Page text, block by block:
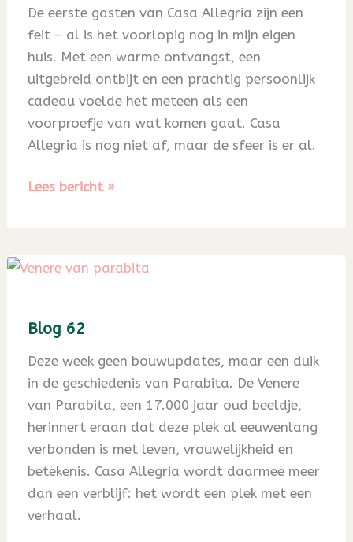
De eerste gasten van Casa Allegria zijn een
feit – al is het voorlopig nog in mijn eigen
huis. Met een warme ontvangst, een
uitgebreid ontbijt en een prachtig persoonlijk
cadeau voelde het meteen als een
voorproefje van wat komen gaat. Casa
Allegria is nog niet af, maar de sfeer is er al.
Blog
Lees bericht »
Blog 62
Deze week geen bouwupdates, maar een duik
in de geschiedenis van Parabita. De Venere
van Parabita, een 17.000 jaar oud beeldje,
herinnert eraan dat deze plek al eeuwenlang
verbonden is met leven, vrouwelijkheid en
betekenis. Casa Allegria wordt daarmee meer
dan een verblijf: het wordt een plek met een
verhaal.